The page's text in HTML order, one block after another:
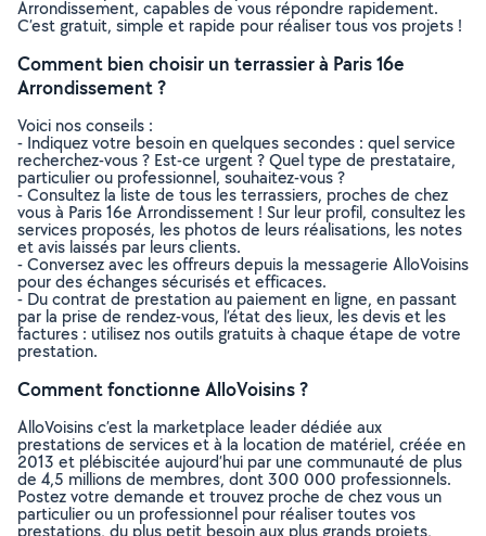
Arrondissement, capables de vous répondre rapidement.
C’est gratuit, simple et rapide pour réaliser tous vos projets !
Comment bien choisir un terrassier à Paris 16e
Arrondissement ?
Voici nos conseils :
- Indiquez votre besoin en quelques secondes : quel service
recherchez-vous ? Est-ce urgent ? Quel type de prestataire,
particulier ou professionnel, souhaitez-vous ?
- Consultez la liste de tous les terrassiers, proches de chez
vous à Paris 16e Arrondissement ! Sur leur profil, consultez les
services proposés, les photos de leurs réalisations, les notes
et avis laissés par leurs clients.
- Conversez avec les offreurs depuis la messagerie AlloVoisins
pour des échanges sécurisés et efficaces.
- Du contrat de prestation au paiement en ligne, en passant
par la prise de rendez-vous, l’état des lieux, les devis et les
factures : utilisez nos outils gratuits à chaque étape de votre
prestation.
Comment fonctionne AlloVoisins ?
AlloVoisins c’est la marketplace leader dédiée aux
prestations de services et à la location de matériel, créée en
2013 et plébiscitée aujourd’hui par une communauté de plus
de 4,5 millions de membres, dont 300 000 professionnels.
Postez votre demande et trouvez proche de chez vous un
particulier ou un professionnel pour réaliser toutes vos
prestations, du plus petit besoin aux plus grands projets,